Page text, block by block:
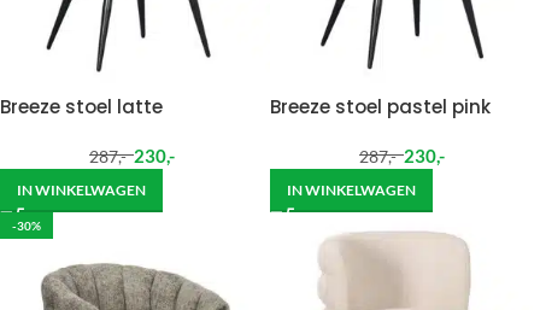
Breeze stoel latte
287,- 230,-
IN WINKELWAGEN
Breeze stoel pastel pink
287,- 230,-
IN WINKELWAGEN
-30%